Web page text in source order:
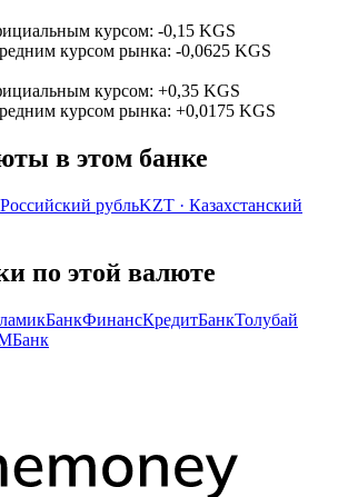
курсом: -0,15 KGS
курсом рынка: -0,0625 KGS
курсом: +0,35 KGS
курсом рынка: +0,0175 KGS
в этом банке
Российский рубльKZT · Казахстанский
по этой валюте
ФинансКредитБанкТолубай